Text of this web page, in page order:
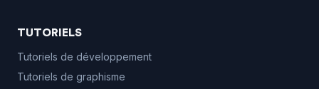
TUTORIELS
Tutoriels de développement
Tutoriels de graphisme